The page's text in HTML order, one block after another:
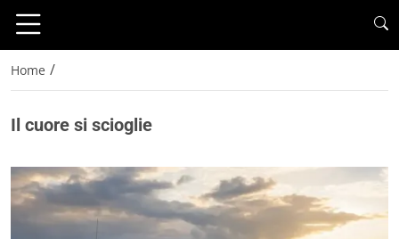
Home /
Il cuore si scioglie